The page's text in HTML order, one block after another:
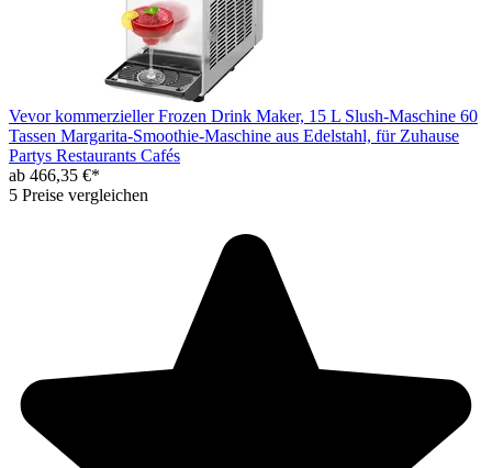
Vevor kommerzieller Frozen Drink Maker, 15 L Slush-Maschine 60
Tassen Margarita-Smoothie-Maschine aus Edelstahl, für Zuhause
Partys Restaurants Cafés
ab 466,35 €*
5 Preise vergleichen